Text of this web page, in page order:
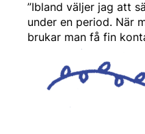
”Ibland väljer jag att
under en period. När
brukar man få fin